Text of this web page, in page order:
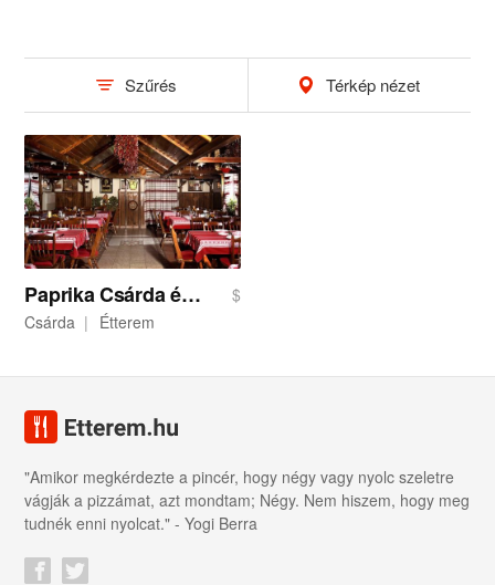
Szűrés Térkép nézet
Paprika Csárda és Hotel
$
Csárda
Étterem
"Amikor megkérdezte a pincér, hogy négy vagy nyolc szeletre
vágják a pizzámat, azt mondtam; Négy. Nem hiszem, hogy meg
tudnék enni nyolcat." - Yogi Berra